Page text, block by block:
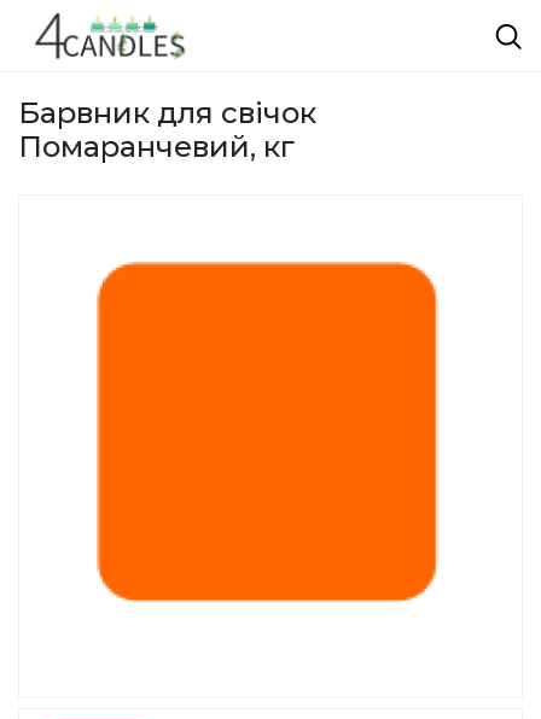
Барвник для свічок
Помаранчевий, кг